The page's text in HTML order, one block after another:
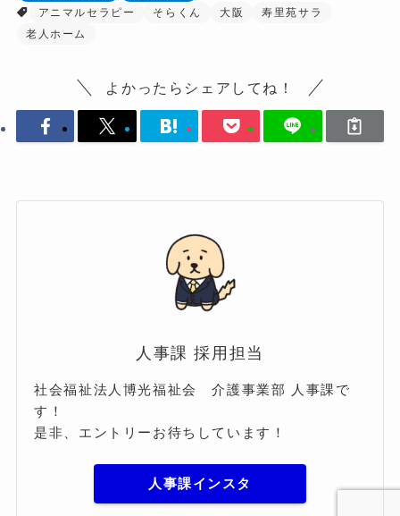
アニマルセラピー
そらくん 大阪
寿里苑サラ
老人ホーム
よかったらシェアしてね！
人事課 採用担当
社会福祉法人博光福祉会 介護事業部 人事課で
す！
是非、エントリーお待ちしています！
人事課インスタ